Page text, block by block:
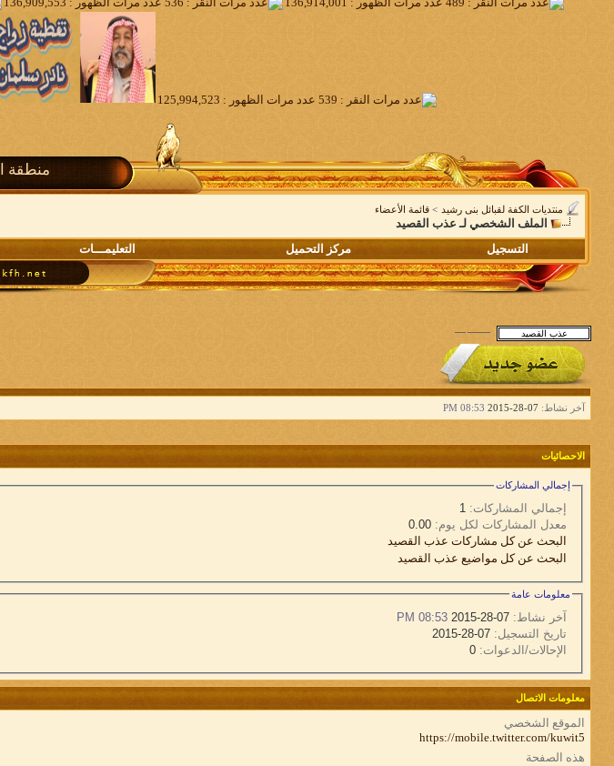
منطقة
منتديات الكفة لقبائل بنى رشيد > قائمة الأعضاء
الملف الشخصي لـ عذب القصيد
التسجيل مركز التحميل التعليمـــات
آخر نشاط: 08:53 PM
الاحصائيات
إجمالي المشاركات
إجمالي المشاركات:
معدل المشاركات لكل يوم:
البحث عن كل مشاركات عذب القصيد
البحث عن كل مواضيع عذب القصيد
معلومات عامة
آخر نشاط:
08:53 PM
تاريخ التسجيل:
الإحالات/الدعوات:
معلومات الاتصال
الموقع الشخصي
https://mobile.twitter.com/kuwit5
هذه الصفحة